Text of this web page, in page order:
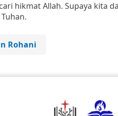
hikmat Allah. Supaya kita
Rohani